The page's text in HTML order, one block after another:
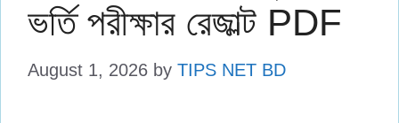
ভর্তি পরীক্ষার রেজাল্ট PDF
August 1, 2026 by TIPS NET BD